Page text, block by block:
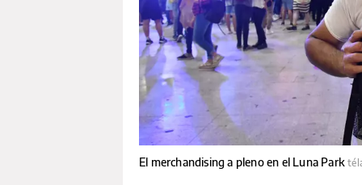
El merchandising a pleno en el Luna Park